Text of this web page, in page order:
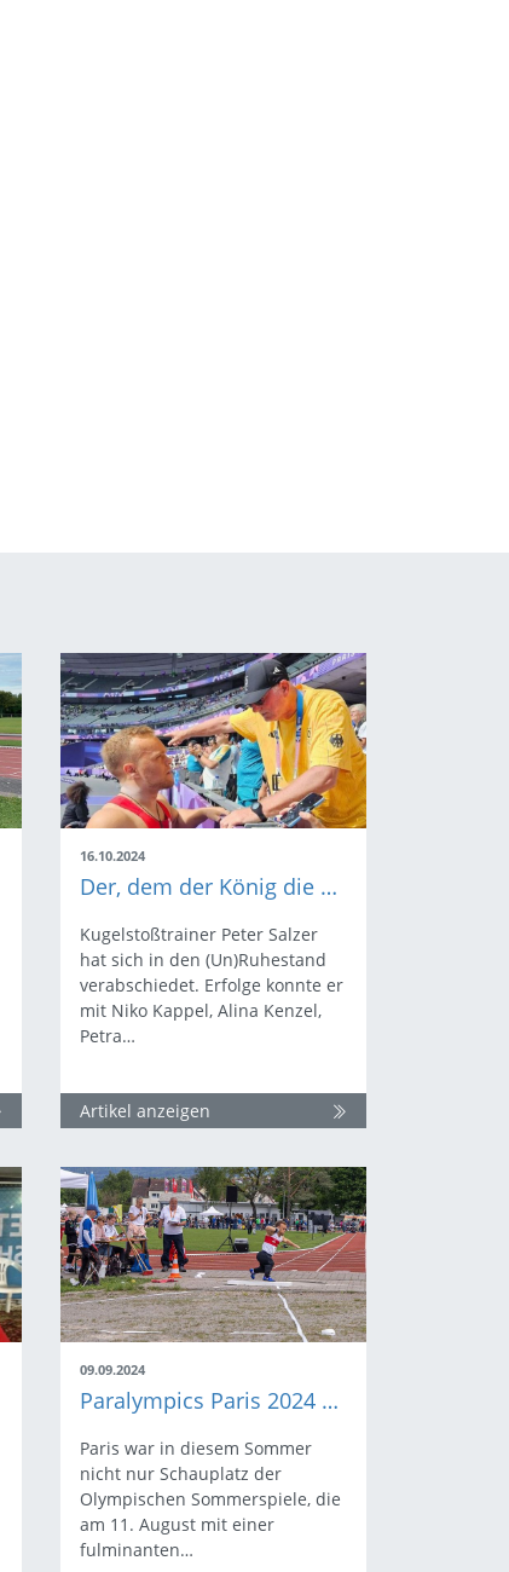
16.10.2024
Der, dem der König die Hand schüttelte
Kugelstoßtrainer Peter Salzer
hat sich in den (Un)Ruhestand
verabschiedet. Erfolge konnte er
mit Niko Kappel, Alina Kenzel,
Petra…
Artikel anzeigen
09.09.2024
Paralympics Paris 2024 | Rückblick auf BW-Athlet:innen in Action
Paris war in diesem Sommer
nicht nur Schauplatz der
Olympischen Sommerspiele, die
am 11. August mit einer
fulminanten…